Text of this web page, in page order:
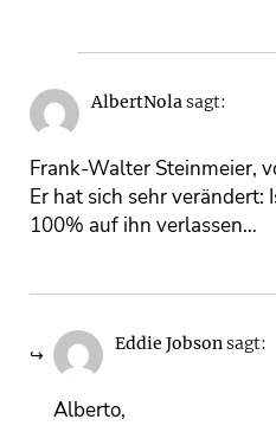
AlbertNolasagt:
Frank-Walter Steinmeier,
Er hat sich sehr verändert:
100% auf ihn verlassen…
Eddie Jobsonsagt:
Alberto,